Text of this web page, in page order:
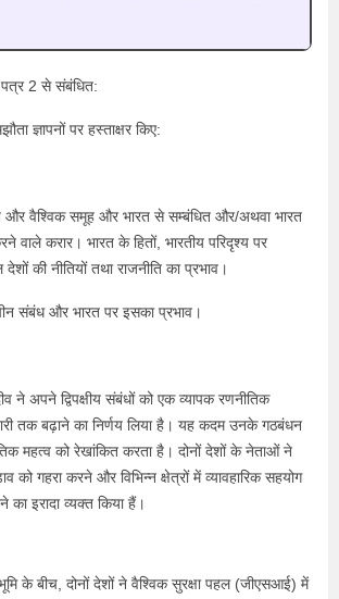
पत्र 2 से संबंधित:
ज्ञापनों पर हस्ताक्षर किए:
और वैश्विक समूह और भारत से सम्बंधित और/अथवा भारत
वाले करार। भारत के हितों, भारतीय परिदृश्य पर
की नीतियों तथा राजनीति का प्रभाव।
संबंध और भारत पर इसका प्रभाव।
ने अपने द्विपक्षीय संबंधों को एक व्यापक रणनीतिक
तक बढ़ाने का निर्णय लिया है। यह कदम उनके गठबंधन
महत्व को रेखांकित करता है। दोनों देशों के नेताओं ने
को गहरा करने और विभिन्न क्षेत्रों में व्यावहारिक सहयोग
का इरादा व्यक्त किया हैं।
के बीच, दोनों देशों ने वैश्विक सुरक्षा पहल (जीएसआई) में